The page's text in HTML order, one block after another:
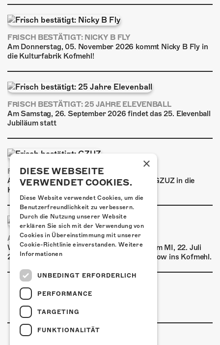
FRISCH BESTÄTIGT: NICKY B FLY
Am Donnerstag, 05. November 2026 kommt Nicky B Fly in
die Kulturfabrik Kofmehl!
FRISCH BESTÄTIGT: 25 JAHRE ELEVENBALL
Am Samstag, 26. September 2026 findet das 25. Elevenball
Jubiläum statt
FRISCH BESTÄTIGT: GZUZ
Am Donnerstag, 29. Oktober 2026 kommt GZUZ in die
Kulturfabrik Kofmehl!
AIRBOURNE - SPECIAL SUMMER SHOW
Wow, das ist ein Ding! Airbourne kommen am MI, 22. Juli
2026 für eine exklusive Special Summer Show ins Kofmehl.
×
DIESE WEBSEITE
VERWENDET COOKIES.
Diese Website verwendet Cookies, um die
Benutzerfreundlichkeit zu verbessern.
Durch die Nutzung unserer Website
erklären Sie sich mit der Verwendung von
Cookies in Übereinstimmung mit unserer
Cookie-Richtlinie einverstanden. Weitere
Informationen
UNBEDINGT ERFORDERLICH
PERFORMANCE
TARGETING
FUNKTIONALITÄT